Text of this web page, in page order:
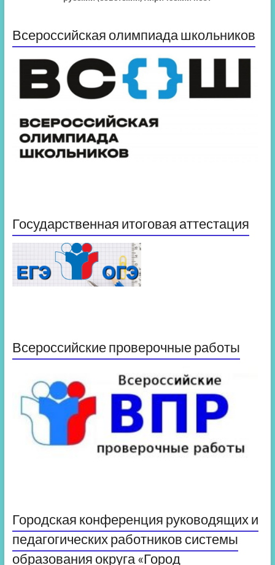
Всероссийская олимпиада школьников
Государственная итоговая аттестация
Всероссийские проверочные работы
Городская конференция руководящих и
педагогических работников системы
образования округа «Город